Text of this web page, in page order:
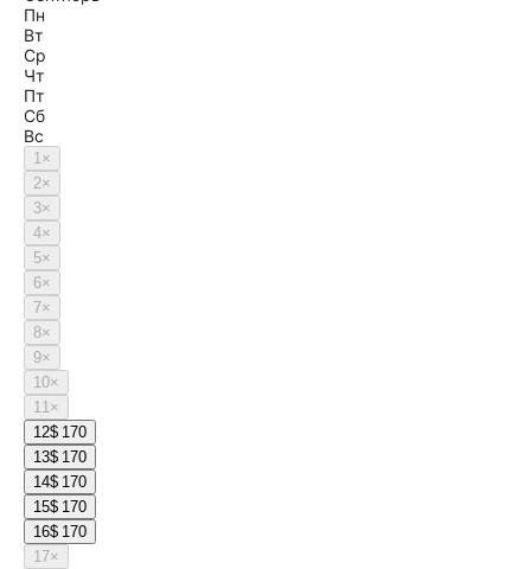
Пн
Вт
Ср
Чт
Пт
Сб
Вс
1×
2×
3×
4×
5×
6×
7×
8×
9×
10×
11×
12$ 170
13$ 170
14$ 170
15$ 170
16$ 170
17×